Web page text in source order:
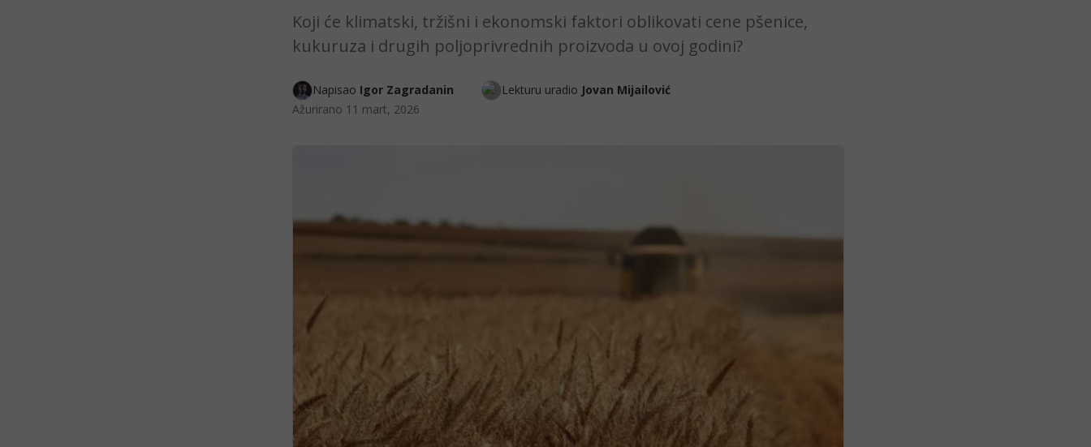
Koji će klimatski, tržišni i ekonomski faktori oblikovati cene pšenice,
kukuruza i drugih poljoprivrednih proizvoda u ovoj godini?
Napisao Igor Zagradanin Lekturu uradio Jovan Mijailović
Ažurirano 11 mart, 2026